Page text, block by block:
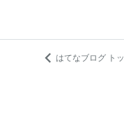
はてなブログ ト